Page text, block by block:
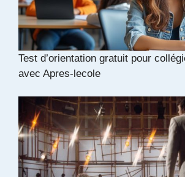
Test d’orientation gratuit pour
avec Apres-lecole